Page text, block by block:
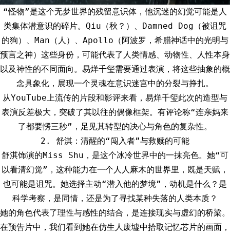
“怪物”是这个无梦世界的残留意识体，他沉迷的幻觉可能是人
类集体潜意识的碎片。Qiu（秋？）、Damned Dog（被诅咒
的狗）、Man（人）、Apollo（阿波罗，希腊神话中的光明与
预言之神）这些身份，可能代表了人类情感、动物性、人性本身
以及神性的不同面向。易烊千玺需要通过表演，将这些抽象的概
念具象化，展现一个灵魂在意识迷宫中的分裂与挣扎。
从YouTube上流传的片段和影评来看，易烊千玺此次的造型与
表演反差极大，突破了其以往的偶像框架。有评论称“连亲妈来
了都要愣三秒”，足见其转型的决心与角色的复杂性。
2. 舒淇：清醒的“闯入者”与救赎的可能
舒淇饰演的Miss Shu，是这个冰冷世界中的一抹亮色。她“可
以看清幻觉”，这种能力在一个人人麻木的世界里，既是天赋，
也可能是诅咒。她选择主动“潜入他的梦境”，动机是什么？是
科学考察，是同情，还是为了寻找某种失落的人类本质？
她的角色代表了理性与感性的结合，是连接现实与虚幻的桥梁。
在预告片中，我们看到她在仿生人废墟中拾取记忆芯片的画面，